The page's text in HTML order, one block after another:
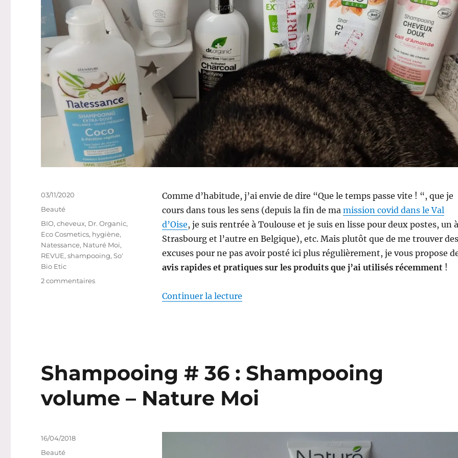
Comme d’habitude, j’ai envie de dire “Que le temps passe vite ! “, que je
cours dans tous les sens (depuis la fin de ma mission covid dans le Val
d’Oise, je suis rentrée à Toulouse et je suis en lisse pour deux postes, un à
Strasbourg et l’autre en Belgique), etc. Mais plutôt que de me trouver des
excuses pour ne pas avoir posté ici plus régulièrement, je vous propose
avis rapides et pratiques sur les produits que j’ai utilisés récemment!
Continuer la lecturede « Shampooings # 38-43 : Battle de shampooings
Publié
03/11/2020
Catégories
Beauté
Étiquettes
BIO,cheveux, Dr. Organic,
Eco Cosmetics, hygiène,
Natessance, Naturé Moi,
REVUE,shampooing,So'
Bio Etic
2 commentairessur
sans
Shampooing # 36 : Shampooing
volume – Nature Moi
Publié
16/04/2018
Catégories
Beauté